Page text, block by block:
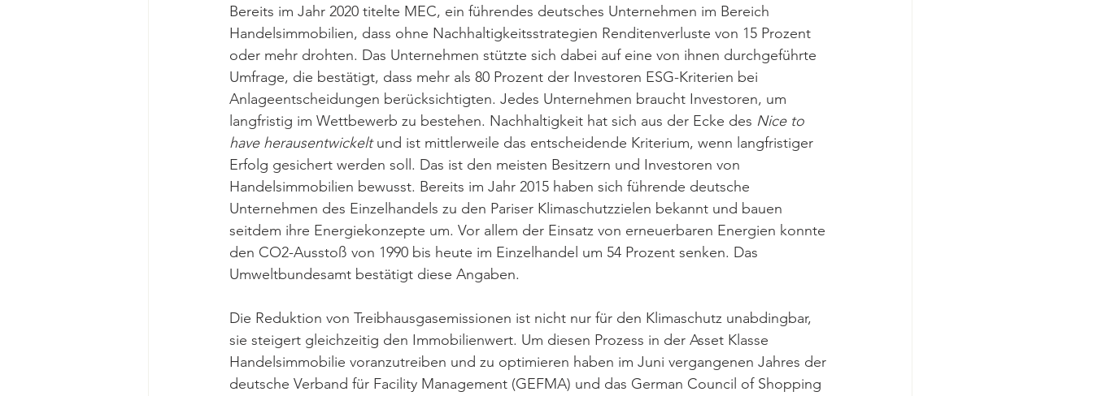
Bereits im Jahr 2020 titelte MEC, ein führendes deutsches Unternehmen im Bereich
Handelsimmobilien, dass ohne Nachhaltigkeitsstrategien Renditenverluste von 15 Prozent
oder mehr drohten. Das Unternehmen stützte sich dabei auf eine von ihnen durchgeführte
Umfrage, die bestätigt, dass mehr als 80 Prozent der Investoren ESG-Kriterien bei
Anlageentscheidungen berücksichtigten. Jedes Unternehmen braucht Investoren, um
langfristig im Wettbewerb zu bestehen. Nachhaltigkeit hat sich aus der Ecke des Nice to
have herausentwickelt und ist mittlerweile das entscheidende Kriterium, wenn langfristiger
Erfolg gesichert werden soll. Das ist den meisten Besitzern und Investoren von
Handelsimmobilien bewusst. Bereits im Jahr 2015 haben sich führende deutsche
Unternehmen des Einzelhandels zu den Pariser Klimaschutzzielen bekannt und bauen
seitdem ihre Energiekonzepte um. Vor allem der Einsatz von erneuerbaren Energien konnte
den CO2-Ausstoß von 1990 bis heute im Einzelhandel um 54 Prozent senken. Das
Umweltbundesamt bestätigt diese Angaben.
Die Reduktion von Treibhausgasemissionen ist nicht nur für den Klimaschutz unabdingbar,
sie steigert gleichzeitig den Immobilienwert. Um diesen Prozess in der Asset Klasse
Handelsimmobilie voranzutreiben und zu optimieren haben im Juni vergangenen Jahres der
deutsche Verband für Facility Management (GEFMA) und das German Council of Shopping